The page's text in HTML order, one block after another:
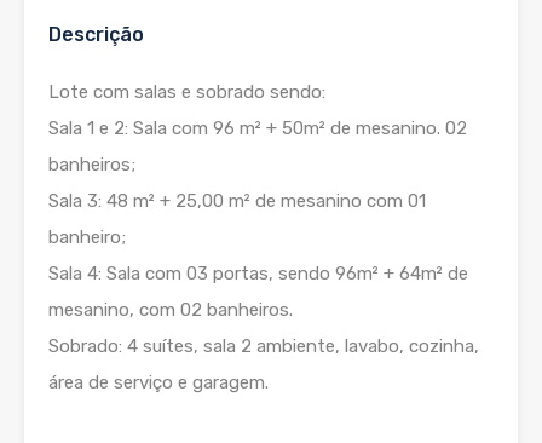
Descrição
Lote com salas e sobrado sendo:
Sala 1 e 2: Sala com 96 m² + 50m² de mesanino. 02
banheiros;
Sala 3: 48 m² + 25,00 m² de mesanino com 01
banheiro;
Sala 4: Sala com 03 portas, sendo 96m² + 64m² de
mesanino, com 02 banheiros.
Sobrado: 4 suítes, sala 2 ambiente, lavabo, cozinha,
área de serviço e garagem.